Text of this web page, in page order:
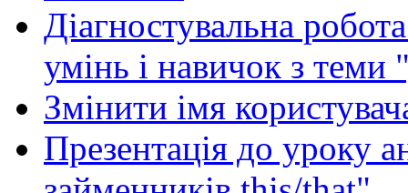
Діагностувальна
умінь і навичок з теми
Змінити імя
Презентація до уроку